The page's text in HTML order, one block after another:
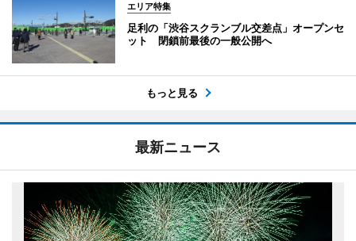
エリア特集
足利の「渋谷スクランブル交差点」オープンセ
ット 閉鎖前最後の一般公開へ
もっと見る
最新ニュース